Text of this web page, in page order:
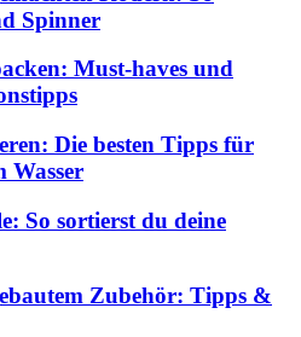
Spinner
Must-haves und
Die besten Tipps für
Wasser
So sortierst du deine
Zubehör: Tipps &